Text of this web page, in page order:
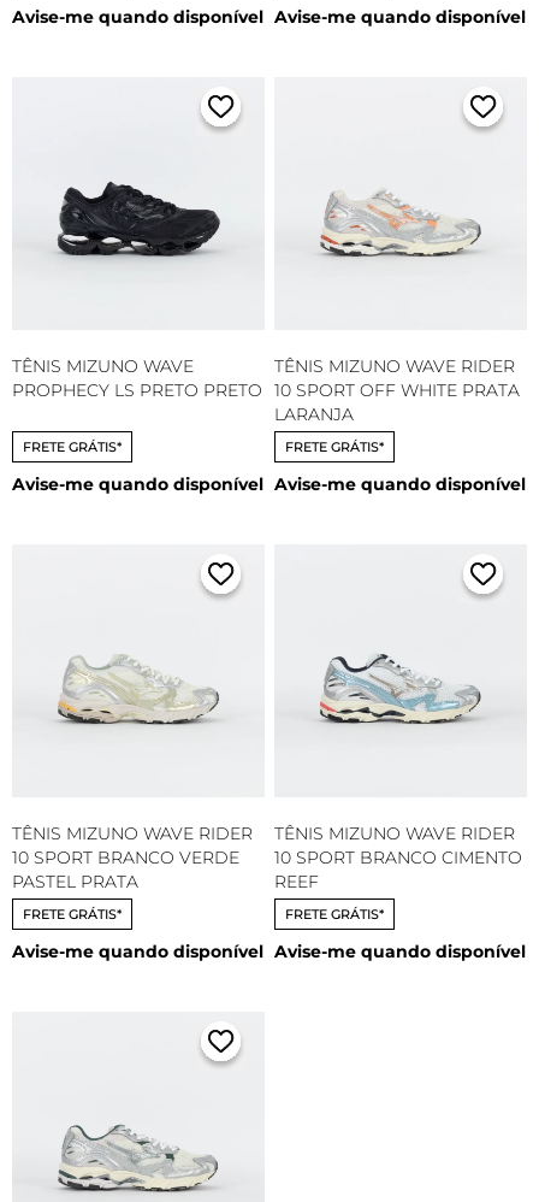
Avise-me quando disponível Avise-me quando disponível
TÊNIS MIZUNO WAVE
PROPHECY LS PRETO PRETO
FRETE GRÁTIS*
Avise-me quando disponível
TÊNIS MIZUNO WAVE RIDER
10 SPORT OFF WHITE PRATA
LARANJA
FRETE GRÁTIS*
Avise-me quando disponível
TÊNIS MIZUNO WAVE RIDER
10 SPORT BRANCO VERDE
PASTEL PRATA
FRETE GRÁTIS*
Avise-me quando disponível
TÊNIS MIZUNO WAVE RIDER
10 SPORT BRANCO CIMENTO
REEF
FRETE GRÁTIS*
Avise-me quando disponível